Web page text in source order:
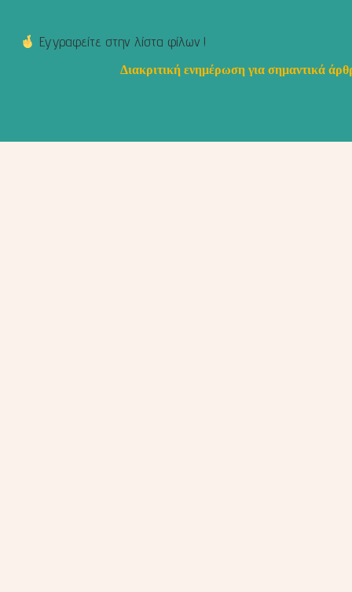
Εγγραφείτε στην λίστα φίλων !
Διακριτική ενημέρωση για σημαντικά